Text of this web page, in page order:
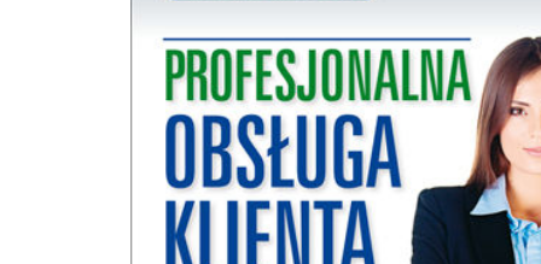
najnowszych technik sprzedaży: Technikę Mostu Sprzedażowego oraz Technikę
Pomocnej Dłoni, dzięki którym znacznie zwiększysz swoje szanse na to, że
potencjalny klient premium stanie się Twoim stałym klientem. Dodatkowo
podpowiemy Ci, jak powiększyć własny dochód dzięki źródłom pasywnym.
Multimedialna forma przewodnika Zeskanuj kody QR umieszczone na marginesach
książki, by zobaczyć dodatkowe materiały i pliki oraz pobrać ćwiczenia, które
pomogą Ci utrwalić wiedzę Ten wyjątkowy przewodnik to inwestycja na całe życie,